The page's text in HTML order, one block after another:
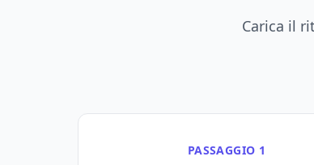
Carica il
PASSAGGIO 1